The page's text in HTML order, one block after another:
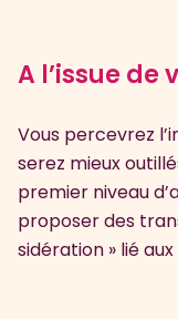
A l’issue
Vous percevrez
serez mieux
premier niveau
proposer des
sidération » lié